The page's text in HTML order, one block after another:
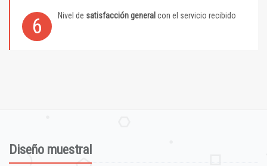
6 Nivel de satisfacción general con el servicio recibido
Diseño muestral